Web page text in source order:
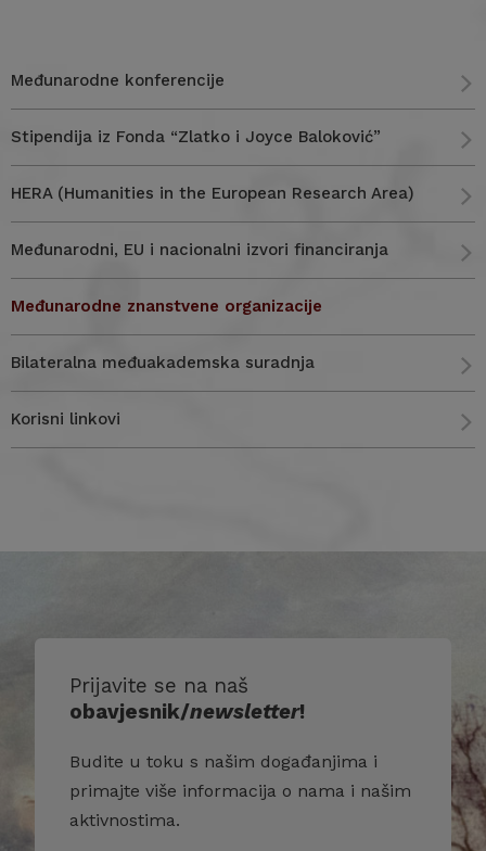
Međunarodne konferencije
Stipendija iz Fonda “Zlatko i Joyce Baloković”
HERA (Humanities in the European Research Area)
Međunarodni, EU i nacionalni izvori financiranja
Međunarodne znanstvene organizacije
Bilateralna međuakademska suradnja
Korisni linkovi
Prijavite se na naš
obavjesnik/newsletter!
Budite u toku s našim događanjima i
primajte više informacija o nama i našim
aktivnostima.